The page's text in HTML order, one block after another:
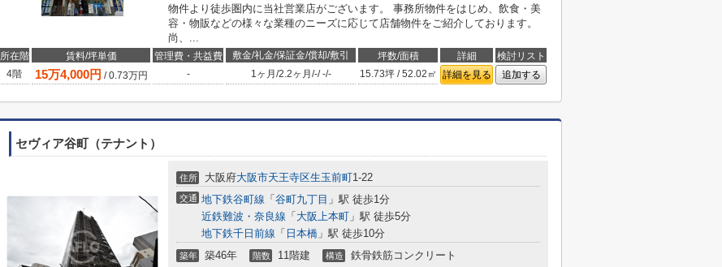
物件より徒歩圏内に当社営業店がございます。 事務所物件をはじめ、飲食・美
容・物販などの様々な業種のニーズに応じて店舗物件をご紹介しております。
尚、...
所在階 賃料/坪単価 管理費・共益費 敷金/礼金/保証金/償却/敷引 坪数/面積 詳細
検討リスト
4階
15万4,000円 /0.73万円 - 1ヶ月 /2.2ヶ月 /-/-/- 15.73坪 / 52.02㎡ 詳細を見る 追加する
セヴィア谷町（テナント）
住所 大阪府大阪市天王寺区生玉前町1-22
交通 地下鉄谷町線 「 谷町九丁目 」駅 徒歩1分
近鉄難波・奈良線 「 大阪上本町 」駅 徒歩5分
地下鉄千日前線 「 日本橋 」駅 徒歩10分
築年 築46年 階数 11階建 構造 鉄骨鉄筋コンクリート